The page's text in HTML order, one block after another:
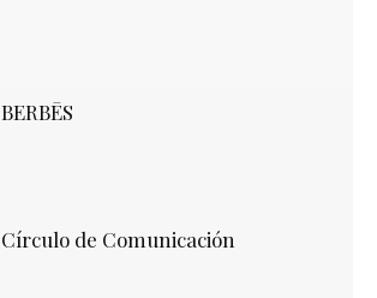
BERBĒS
Círculo de Comunicación